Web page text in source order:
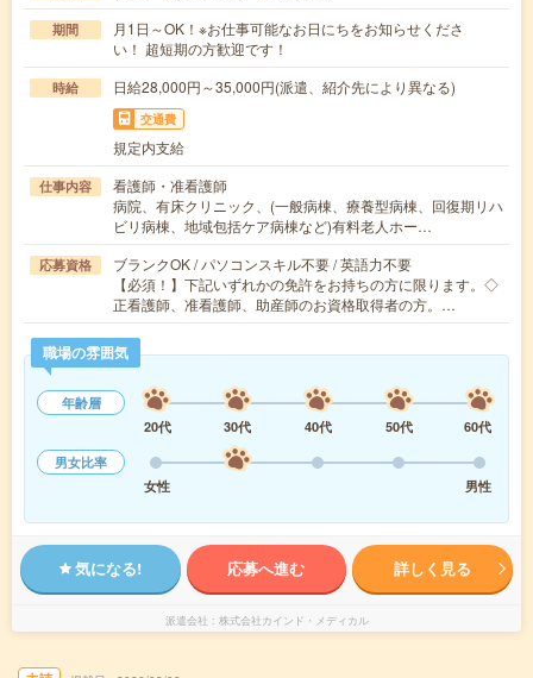
期間
月1日～OK！※お仕事可能なお日にちをお知らせくださ
い！ 超短期の方歓迎です！
時給 日給28,000円～35,000円(派遣、紹介先により異なる)
交通費
規定内支給
仕事内容
看護師・准看護師
病院、有床クリニック、(一般病棟、療養型病棟、回復期リハ
ビリ病棟、地域包括ケア病棟など)有料老人ホー…
応募資格
ブランクOK / パソコンスキル不要 / 英語力不要
【必須！】下記いずれかの免許をお持ちの方に限ります。◇
正看護師、准看護師、助産師のお資格取得者の方。…
職場の雰囲気
年齢層
20代
30代 40代 50代
60代
男女比率
女性
男性
気になる! 応募へ進む 詳しく見る
派遣会社 株式会社カインド・メディカル